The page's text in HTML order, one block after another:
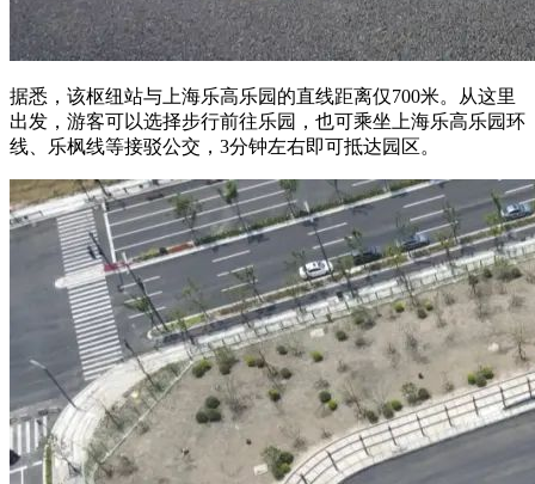
据悉，该枢纽站与上海乐高乐园的直线距离仅700米。从这里
出发，游客可以选择步行前往乐园，也可乘坐上海乐高乐园环
线、乐枫线等接驳公交，3分钟左右即可抵达园区。